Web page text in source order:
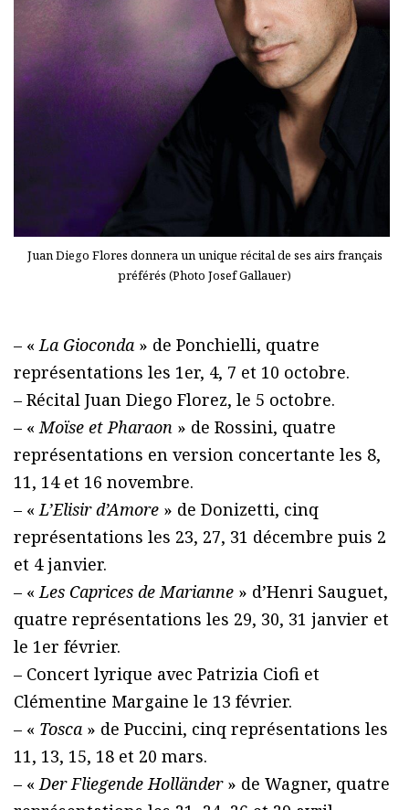
Juan Diego Flores donnera un unique récital de ses airs français
préférés (Photo Josef Gallauer)
– « La Gioconda » de Ponchielli, quatre
représentations les 1er, 4, 7 et 10 octobre.
– Récital Juan Diego Florez, le 5 octobre.
– « Moïse et Pharaon » de Rossini, quatre
représentations en version concertante les 8,
11, 14 et 16 novembre.
– « L’Elisir d’Amore » de Donizetti, cinq
représentations les 23, 27, 31 décembre puis 2
et 4 janvier.
– « Les Caprices de Marianne » d’Henri Sauguet,
quatre représentations les 29, 30, 31 janvier et
le 1er février.
– Concert lyrique avec Patrizia Ciofi et
Clémentine Margaine le 13 février.
– « Tosca » de Puccini, cinq représentations les
11, 13, 15, 18 et 20 mars.
– « Der Fliegende Holländer» de Wagner, quatre